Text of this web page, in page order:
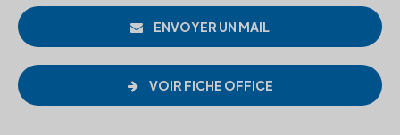
ENVOYER UN MAIL
VOIR FICHE OFFICE